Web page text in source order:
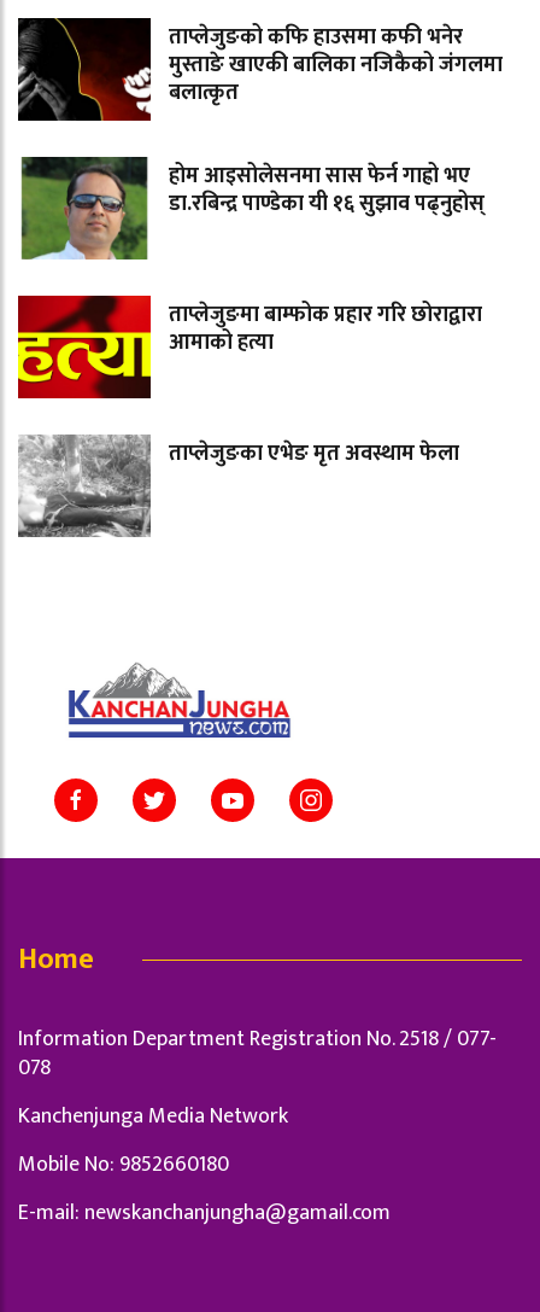
ताप्लेजुङको कफि हाउसमा कफी भनेर
मुस्ताङे खाएकी बालिका नजिकैको जंगलमा
बलात्कृत
होम आइसोलेसनमा सास फेर्न गाह्रो भए
डा.रबिन्द्र पाण्डेका यी १६ सुझाव पढ्नुहोस्
ताप्लेजुङमा बाम्फोक प्रहार गरि छोराद्वारा
आमाको हत्या
ताप्लेजुङका एभेङ मृत अवस्थाम फेला
Home
Information Department Registration No. 2518 / 077-
078
Kanchenjunga Media Network
Mobile No: 9852660180
E-mail: newskanchanjungha@gamail.com